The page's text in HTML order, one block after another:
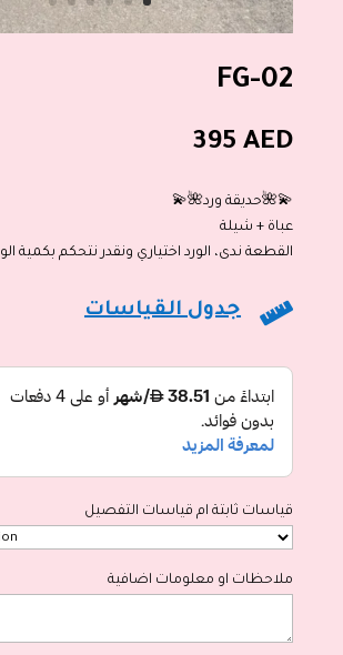
FG-02
395AED
💫🌺حديقة ورد🌺💫
عباة + شيلة
القطعة ندى، الورد اختياري ونقدر نتحكم بكمية
 جدول القياسات
قياسات ثابتة ام قياسات التفصيل
ملاحظات او معلومات اضافية